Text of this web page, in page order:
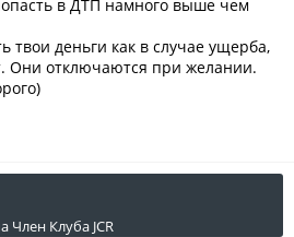
есть куча роликов, как "спутники"
и выдираются, и машина уходит
в ДТП намного выше чем
твои деньги как в случае ущерба,
Они отключаются при желании.
Член Клуба JCR